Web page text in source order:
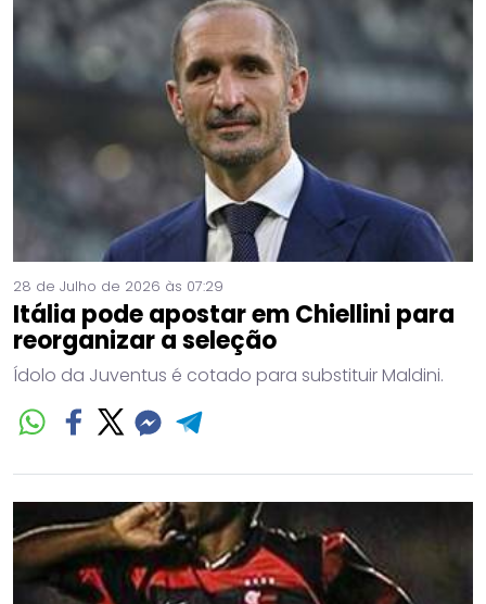
28 de Julho de 2026 às 07:29
Itália pode apostar em Chiellini para
reorganizar a seleção
Ídolo da Juventus é cotado para substituir Maldini.